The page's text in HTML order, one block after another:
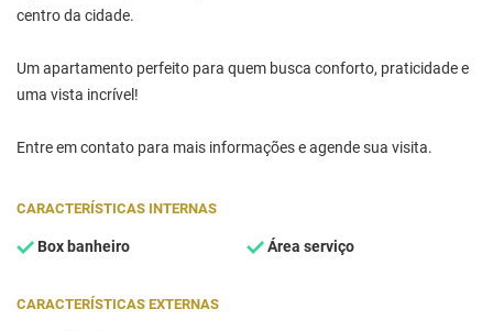
centro da cidade.
Um apartamento perfeito para quem busca conforto, praticidade e
uma vista incrível!
Entre em contato para mais informações e agende sua visita.
CARACTERÍSTICAS INTERNAS
Box banheiro Área serviço
CARACTERÍSTICAS EXTERNAS